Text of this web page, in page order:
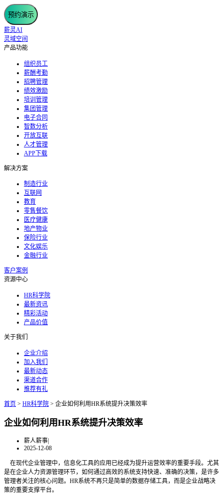
预约演示
薪灵AI
灵域空间
产品功能
组织员工
薪酬考勤
招聘管理
绩效激励
培训管理
集团管理
电子合同
智数分析
开放互联
人才管理
APP下载
解决方案
制造行业
互联网
教育
零售餐饮
医疗健康
地产物业
保险行业
文化娱乐
金融行业
客户案例
资源中心
HR科学院
最新资讯
精彩活动
产品价值
关于我们
企业介绍
加入我们
最新动态
渠道合作
推荐有礼
首页 > HR科学院 > 企业如何利用HR系统提升决策效率
企业如何利用HR系统提升决策效率
薪人薪事|
2025-12-08
在现代企业管理中，信息化工具的应用已经成为提升运营效率的重要手段。尤其
是在企业人力资源管理环节，如何通过高效的系统支持快速、准确的决策，是许多
管理者关注的核心问题。 HR系统不再只是简单的数据存储工具，而是企业战略决
策的重要支撑平台。